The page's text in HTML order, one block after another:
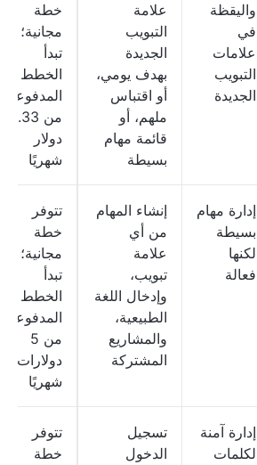
واليقظة
في
علامات
التبويب
الجديدة
علامة
التبويب
الجديدة
بهدف يومي،
أو اقتباس
ملهم، أو
قائمة مهام
بسيطة
خطة
مجانية؛
تبدأ
الخطط
المدفوعة
من 3.33
دولار
شهريًا
إدارة مهام
بسيطة
لكنها
فعالة
إنشاء المهام
من أي
علامة
تبويب،
وإدخال اللغة
الطبيعية،
والمشاريع
المشتركة
تتوفر
خطة
مجانية؛
تبدأ
الخطط
المدفوعة
من 5
دولارات
شهريًا
إدارة آمنة
لكلمات
تسجيل
الدخول
تتوفر
خطة